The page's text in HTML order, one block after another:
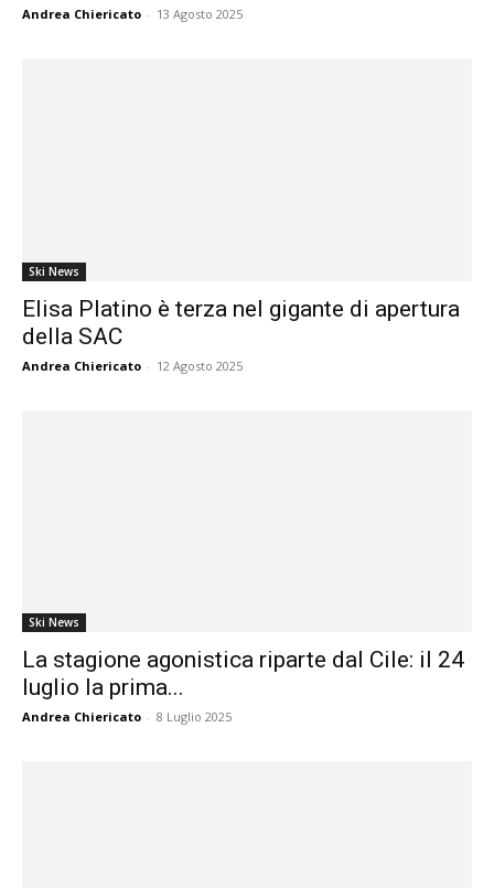
Andrea Chiericato - 13 Agosto 2025
Ski News
Elisa Platino è terza nel gigante di apertura
della SAC
Andrea Chiericato - 12 Agosto 2025
Ski News
La stagione agonistica riparte dal Cile: il 24
luglio la prima...
Andrea Chiericato - 8 Luglio 2025